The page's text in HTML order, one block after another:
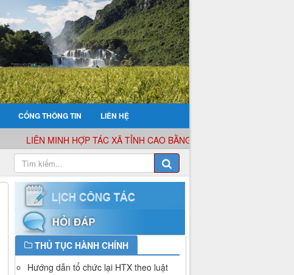
CỔNG THÔNG TIN LIÊN HỆ
LIÊN MINH HỢP TÁC XÃ TỈNH CAO BẰNG XIN KÍNH CHÀO QUÝ KHÁCH
THỦ TỤC HÀNH CHÍNH
Hướng dẫn tổ chức lại HTX theo luật